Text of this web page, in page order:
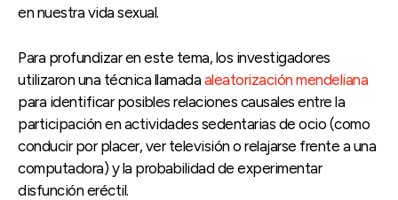
en nuestra vida sexual.
Para profundizar en este tema, los investigadores
utilizaron una técnica llamadaaleatorización mendeliana
para identificar posibles relaciones causales entre la
participación en actividades sedentarias de ocio (como
conducir por placer, ver televisión o relajarse frente a una
computadora) y la probabilidad de experimentar
disfunción eréctil.